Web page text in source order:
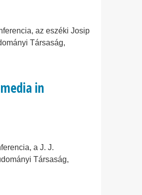
az eszéki Josip
Társaság,
in
a J. J.
Társaság,